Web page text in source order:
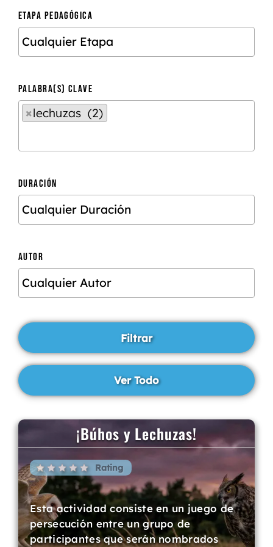
ETAPA PEDAGÓGICA
PALABRA(S) CLAVE
×lechuzas (2)
DURACIÓN
AUTOR
¡Búhos y Lechuzas!
Rating
Esta actividad consiste en un juego de
persecución entre un grupo de
participantes que serán nombrados